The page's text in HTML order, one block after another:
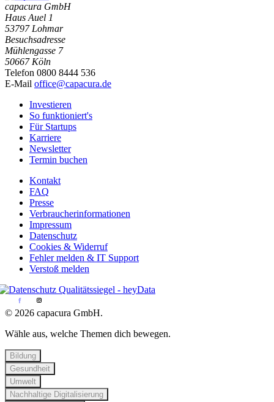
capacura GmbH
Haus Auel 1
53797 Lohmar
Besuchsadresse
Mühlengasse 7
50667 Köln
Telefon 0800 8444 536
E-Mail office@capacura.de
Investieren
So funktioniert's
Für Startups
Karriere
Newsletter
Termin buchen
Kontakt
FAQ
Presse
Verbraucherinformationen
Impressum
Datenschutz
Cookies & Widerruf
Fehler melden & IT Support
Verstoß melden
© 2026 capacura GmbH.
Wähle aus, welche Themen dich bewegen.
Bildung
Gesundheit
Umwelt
Nachhaltige Digitalisierung